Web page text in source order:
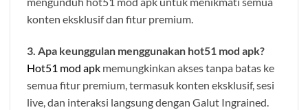
konten eksklusif dan fitur premium.
3. Apa keunggulan menggunakan hot51 mod apk?
Hot51 mod apk memungkinkan akses tanpa batas ke
semua fitur premium, termasuk konten eksklusif, sesi
live, dan interaksi langsung dengan Galut Ingrained.